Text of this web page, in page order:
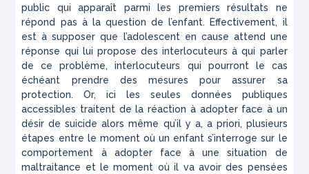
public qui apparaît parmi les premiers résultats ne
répond pas à la question de l’enfant. Effectivement, il
est à supposer que l’adolescent en cause attend une
réponse qui lui propose des interlocuteurs à qui parler
de ce problème, interlocuteurs qui pourront le cas
échéant prendre des mesures pour assurer sa
protection. Or, ici les seules données publiques
accessibles traitent de la réaction à adopter face à un
désir de suicide alors même qu’il y a, a priori, plusieurs
étapes entre le moment où un enfant s’interroge sur le
comportement à adopter face à une situation de
maltraitance et le moment où il va avoir des pensées